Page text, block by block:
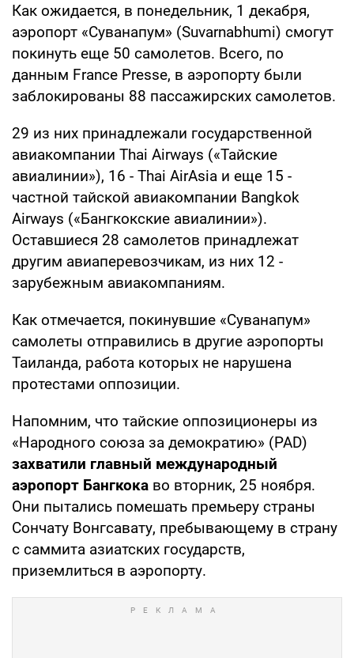
Как ожидается, в понедельник, 1 декабря,
аэропорт «Суванапум» (Suvarnabhumi) смогут
покинуть еще 50 самолетов. Всего, по
данным France Presse, в аэропорту были
заблокированы 88 пассажирских самолетов.
29 из них принадлежали государственной
авиакомпании Thai Airways («Тайские
авиалинии»), 16 - Thai AirAsia и еще 15 -
частной тайской авиакомпании Bangkok
Airways («Бангкокские авиалинии»).
Оставшиеся 28 самолетов принадлежат
другим авиаперевозчикам, из них 12 -
зарубежным авиакомпаниям.
Как отмечается, покинувшие «Суванапум»
самолеты отправились в другие аэропорты
Таиланда, работа которых не нарушена
протестами оппозиции.
Напомним, что тайские оппозиционеры из
«Народного союза за демократию» (PAD)
захватили главный международный
аэропорт Бангкока во вторник, 25 ноября.
Они пытались помешать премьеру страны
Сончату Вонгсавату, пребывающему в страну
с саммита азиатских государств,
приземлиться в аэропорту.